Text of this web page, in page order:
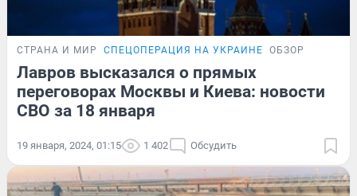
СТРАНА И МИР СПЕЦОПЕРАЦИЯ НА УКРАИНЕ ОБЗОР
Лавров высказался о прямых
переговорах Москвы и Киева: новости
СВО за 18 января
19 января, 2024, 01:15 1 402 Обсудить